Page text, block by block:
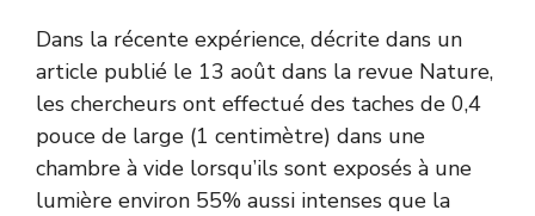
Dans la récente expérience, décrite dans un
article publié le 13 août dans la revue Nature,
les chercheurs ont effectué des taches de 0,4
pouce de large (1 centimètre) dans une
chambre à vide lorsqu’ils sont exposés à une
lumière environ 55% aussi intenses que la